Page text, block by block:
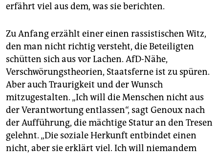
erfährt viel aus dem, was sie berichten.
Zu Anfang erzählt einer einen rassistischen Witz,
den man nicht richtig versteht, die Beteiligten
schütten sich aus vor Lachen. AfD-Nähe,
Verschwörungstheorien, Staatsferne ist zu spüren.
Aber auch Traurigkeit und der Wunsch
mitzugestalten. „Ich will die Menschen nicht aus
der Verantwortung entlassen“, sagt Genoux nach
der Aufführung, die mächtige Statur an den Tresen
gelehnt. „Die soziale Herkunft entbindet einen
nicht, aber sie erklärt viel. Ich will niemandem